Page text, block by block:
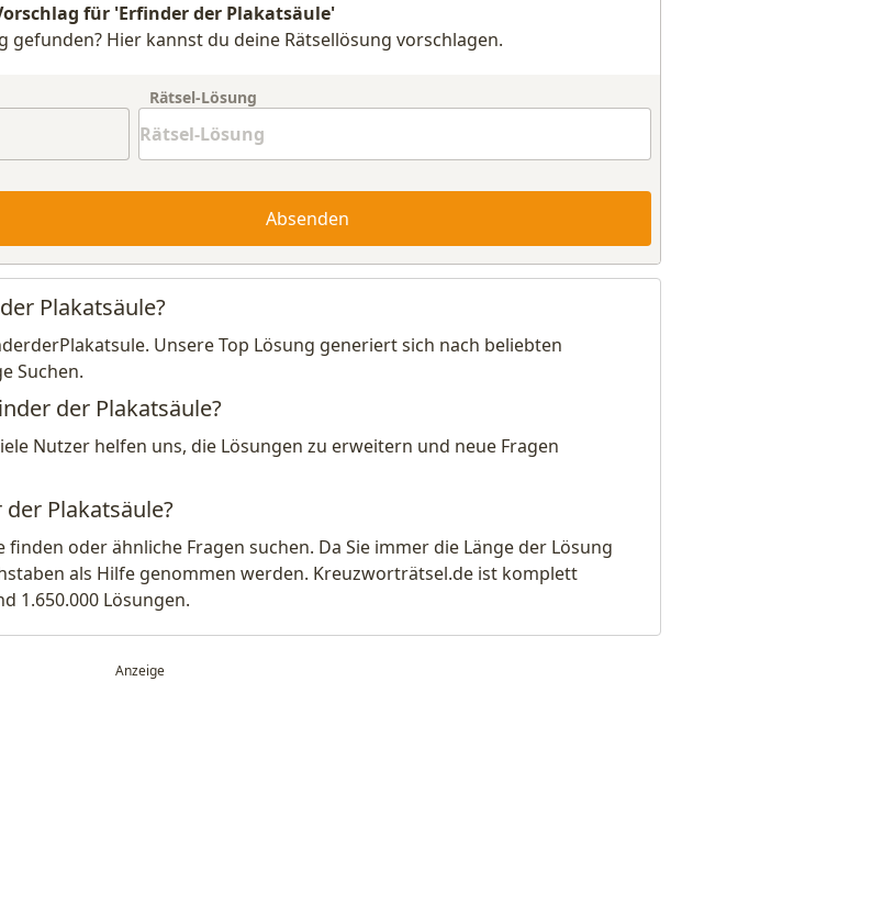
für 'Erfinder der Plakatsäule'
gefunden? Hier kannst du deine Rätsellösung vorschlagen.
Rätsel-Lösung
Absenden
Plakatsäule?
Unsere Top Lösung generiert sich nach beliebten
Suchen.
der Plakatsäule?
Nutzer helfen uns, die Lösungen zu erweitern und neue Fragen
Plakatsäule?
oder ähnliche Fragen suchen. Da Sie immer die Länge der Lösung
als Hilfe genommen werden. Kreuzworträtsel.de ist komplett
1.650.000 Lösungen.